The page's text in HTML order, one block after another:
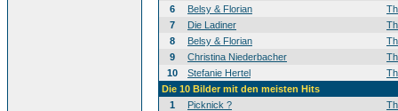
6
Belsy & Florian
7
Die Ladiner
8
Belsy & Florian
9
Christina Niederbacher
10
Stefanie Hertel
Die 10 Bilder mit den meisten Hits
1
Picknick ?